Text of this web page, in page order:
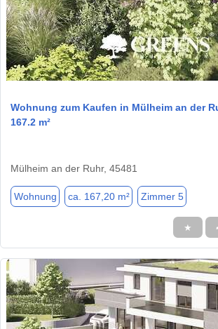
Wohnung zum Kaufen in Mülheim an der
167.2 m²
Mülheim an der Ruhr, 45481
Wohnung ca. 167,20 m² Zimmer 5
★